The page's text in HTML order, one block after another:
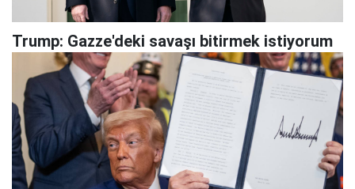
Trump: Gazze'deki savaşı bitirmek istiyorum